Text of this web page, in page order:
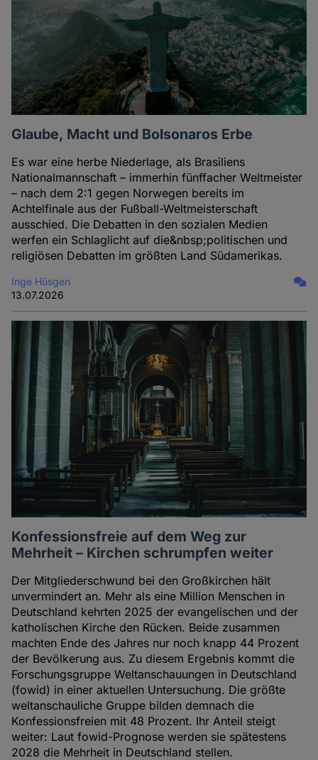
Glaube, Macht und Bolsonaros Erbe
Es war eine herbe Niederlage, als Brasiliens
Nationalmannschaft – immerhin fünffacher Weltmeister
– nach dem 2:1 gegen Norwegen bereits im
Achtelfinale aus der Fußball-Weltmeisterschaft
ausschied. Die Debatten in den sozialen Medien
werfen ein Schlaglicht auf die&nbsp;politischen und
religiösen Debatten im größten Land Südamerikas.
Inge Hüsgen
13.07.2026
Konfessionsfreie auf dem Weg zur
Mehrheit – Kirchen schrumpfen weiter
Der Mitgliederschwund bei den Großkirchen hält
unvermindert an. Mehr als eine Million Menschen in
Deutschland kehrten 2025 der evangelischen und der
katholischen Kirche den Rücken. Beide zusammen
machten Ende des Jahres nur noch knapp 44 Prozent
der Bevölkerung aus. Zu diesem Ergebnis kommt die
Forschungsgruppe Weltanschauungen in Deutschland
(fowid) in einer aktuellen Untersuchung. Die größte
weltanschauliche Gruppe bilden demnach die
Konfessionsfreien mit 48 Prozent. Ihr Anteil steigt
weiter: Laut fowid-Prognose werden sie spätestens
2028 die Mehrheit in Deutschland stellen.